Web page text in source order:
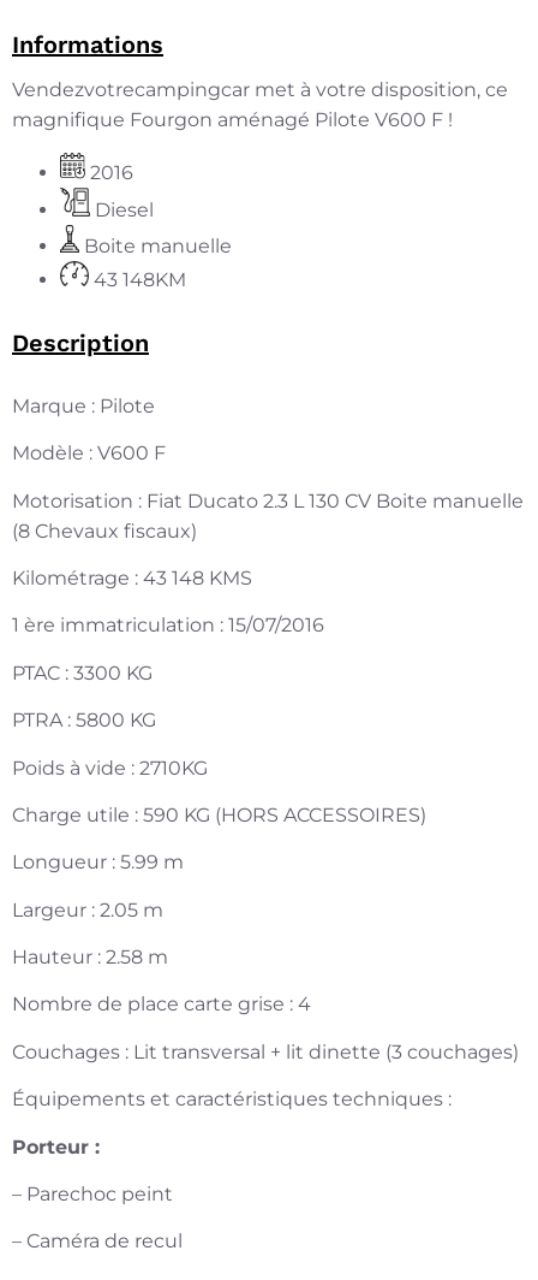
Informations
Vendezvotrecampingcar met à votre disposition, ce
magnifique Fourgon aménagé Pilote V600 F !
2016
Diesel
Boite manuelle
43 148KM
Description
Marque : Pilote
Modèle : V600 F
Motorisation : Fiat Ducato 2.3 L 130 CV Boite manuelle
(8 Chevaux fiscaux)
Kilométrage : 43 148 KMS
1 ère immatriculation : 15/07/2016
PTAC : 3300 KG
PTRA : 5800 KG
Poids à vide : 2710KG
Charge utile : 590 KG (HORS ACCESSOIRES)
Longueur : 5.99 m
Largeur : 2.05 m
Hauteur : 2.58 m
Nombre de place carte grise : 4
Couchages : Lit transversal + lit dinette (3 couchages)
Équipements et caractéristiques techniques :
Porteur :
– Parechoc peint
– Caméra de recul